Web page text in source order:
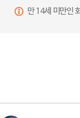
만 14세 미만인